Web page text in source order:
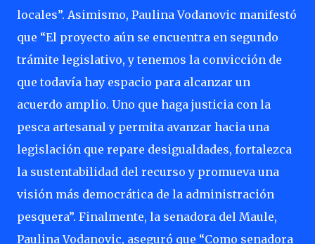
locales”. Asimismo, Paulina Vodanovic manifestó
que “El proyecto aún se encuentra en segundo
trámite legislativo, y tenemos la convicción de
que todavía hay espacio para alcanzar un
acuerdo amplio. Uno que haga justicia con la
pesca artesanal y permita avanzar hacia una
legislación que repare desigualdades, fortalezca
la sustentabilidad del recurso y promueva una
visión más democrática de la administración
pesquera”. Finalmente, la senadora del Maule,
Paulina Vodanovic, aseguró que “Como senadora